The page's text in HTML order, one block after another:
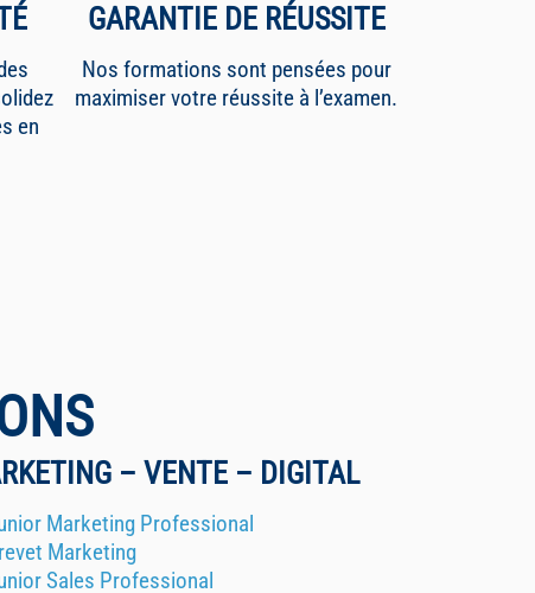
en
GARANTIE DE RÉUSSITE
Nos formations sont pensées pour
maximiser votre réussite à l’examen.
– VENTE – DIGITAL
Marketing Professional
Marketing
Sales Professional